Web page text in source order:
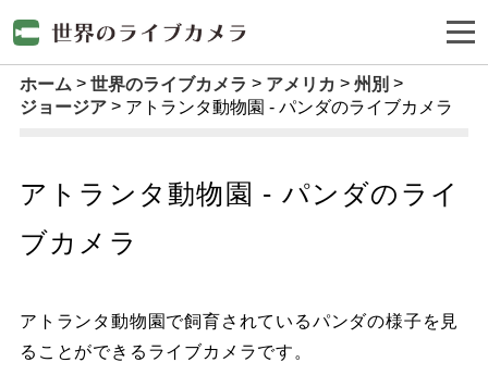
ホーム 世界のライブカメラ アメリカ
州別
ジョージア
アトランタ動物園 - パンダのライブカメラ
アトランタ動物園 - パンダのライ
ブカメラ
アトランタ動物園で飼育されているパンダの様子を見
ることができるライブカメラです。